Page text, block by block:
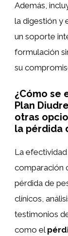
Además,
la digestión y
un soporte
formulación
su
¿Cómo se
Plan
otras
la pérdida
La
comparación
pérdida de
clínicos,
testimonios
como el